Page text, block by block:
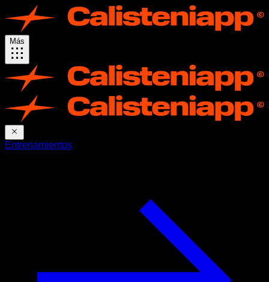
Más
Entrenamientos